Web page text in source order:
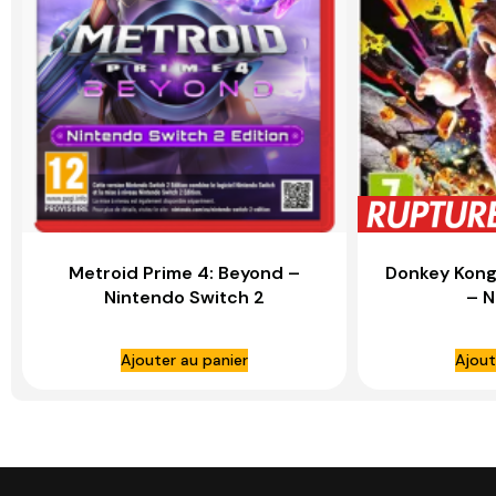
Metroid Prime 4: Beyond –
Nintendo Switch 2
Ajouter au panier
Donkey
–